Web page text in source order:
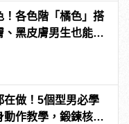
！各色階「橘色」搭
、黑皮膚男生也能駕
在做！5個型男必學
動作教學，鍛鍊核心